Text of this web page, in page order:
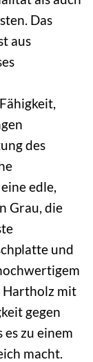
Das
aus
des
edle,
Grau, die
und
Hartholz mit
gegen
zu einem
macht.